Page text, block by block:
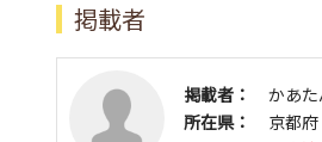
掲載者
掲載者：
かあた
所在県：
京都府